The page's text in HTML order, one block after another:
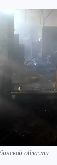
области